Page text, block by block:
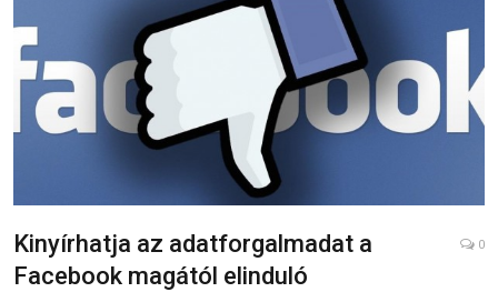
Kinyírhatja az adatforgalmadat a
Facebook magától elinduló
0